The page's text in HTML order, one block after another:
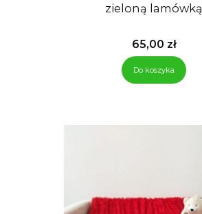
zieloną lamówką
Cena
65,00 zł
Do koszyka